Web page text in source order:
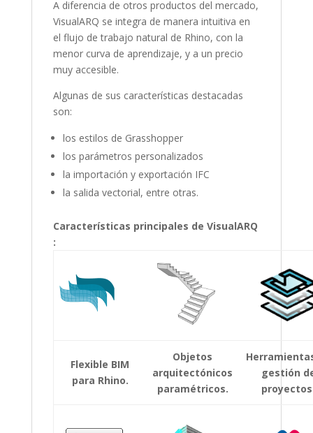
A diferencia de otros productos del mercado,
VisualARQ se integra de manera intuitiva en
el flujo de trabajo natural de Rhino, con la
menor curva de aprendizaje, y a un precio
muy accesible.
Algunas de sus características destacadas
son:
los estilos de Grasshopper
los parámetros personalizados
la importación y exportación IFC
la salida vectorial, entre otras.
Características principales de VisualARQ
:
Flexible BIM
para Rhino.
Objetos
arquitectónicos
paramétricos.
gestión